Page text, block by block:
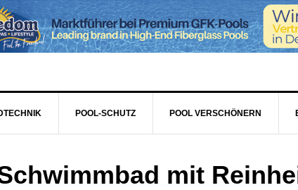
POOL-SCHUTZ POOL VERSCHÖNERN
mit